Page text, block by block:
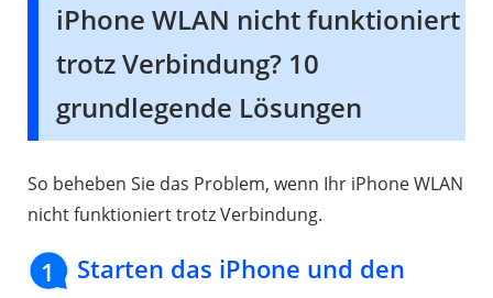
iPhone WLAN nicht funktioniert
trotz Verbindung? 10
grundlegende Lösungen
So beheben Sie das Problem, wenn Ihr iPhone WLAN
nicht funktioniert trotz Verbindung.
1
Starten das iPhone und den